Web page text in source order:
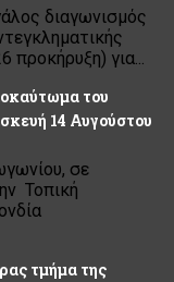
διαγωνισμός
για...
του
14 Αυγούστου
σε
Τοπική
τμήμα της